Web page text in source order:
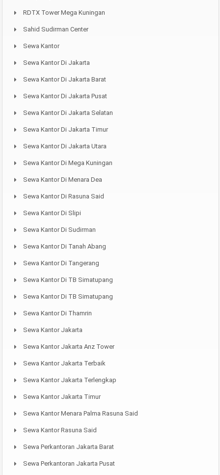
RDTX Tower Mega Kuningan
Sahid Sudirman Center
Sewa Kantor
Sewa Kantor Di Jakarta
Sewa Kantor Di Jakarta Barat
Sewa Kantor Di Jakarta Pusat
Sewa Kantor Di Jakarta Selatan
Sewa Kantor Di Jakarta Timur
Sewa Kantor Di Jakarta Utara
Sewa Kantor Di Mega Kuningan
Sewa Kantor Di Menara Dea
Sewa Kantor Di Rasuna Said
Sewa Kantor Di Slipi
Sewa Kantor Di Sudirman
Sewa Kantor Di Tanah Abang
Sewa Kantor Di Tangerang
Sewa Kantor Di TB Simatupang
Sewa Kantor Di TB Simatupang
Sewa Kantor Di Thamrin
Sewa Kantor Jakarta
Sewa Kantor Jakarta Anz Tower
Sewa Kantor Jakarta Terbaik
Sewa Kantor Jakarta Terlengkap
Sewa Kantor Jakarta Timur
Sewa Kantor Menara Palma Rasuna Said
Sewa Kantor Rasuna Said
Sewa Perkantoran Jakarta Barat
Sewa Perkantoran Jakarta Pusat